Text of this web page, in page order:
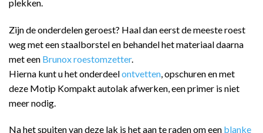
plekken.
Zijn de onderdelen geroest? Haal dan eerst de meeste roest
weg met een staalborstel en behandel het materiaal daarna
met een Brunox roestomzetter.
Hierna kunt u het onderdeelontvetten , opschuren en met
deze Motip Kompakt autolak afwerken, een primer is niet
meer nodig.
Na het spuiten van deze lak is het aan te raden om een blanke